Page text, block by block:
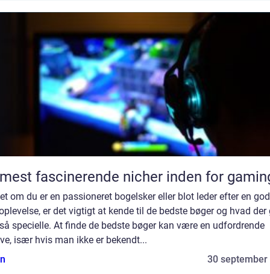
fascinerende nicher inden for
om du er en passioneret bogelsker eller blot leder efter en god
er det vigtigt at kende til de bedste bøger og hvad der
specielle. At finde de bedste bøger kan være en udfordrende
især hvis man ikke er bekendt...
30 september